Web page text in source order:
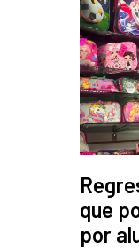
que
por